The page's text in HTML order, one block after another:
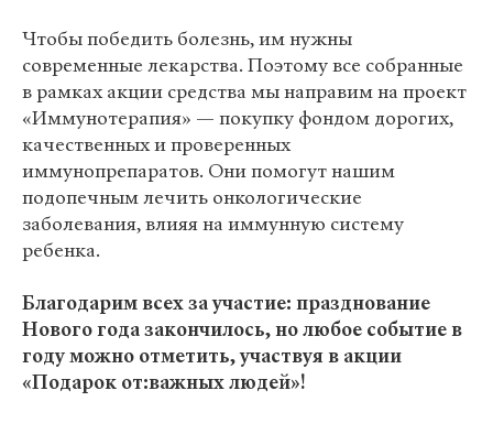
Чтобы победить болезнь, им нужны
современные лекарства. Поэтому все собранные
в рамках акции средства мы направим на проект
«Иммунотерапия» — покупку фондом дорогих,
качественных и проверенных
иммунопрепаратов. Они помогут нашим
подопечным лечить онкологические
заболевания, влияя на иммунную систему
ребенка.
Благодарим всех за участие: празднование
Нового года закончилось, но любое событие в
году можно отметить, участвуя в акции
«Подарок от:важных людей»!